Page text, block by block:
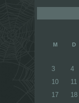
M D
3
4
10
11
17
18